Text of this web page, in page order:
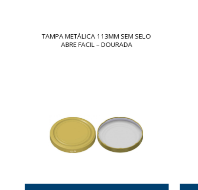
TAMPA METÁLICA 113MM SEM SELO
ABRE FACIL – DOURADA